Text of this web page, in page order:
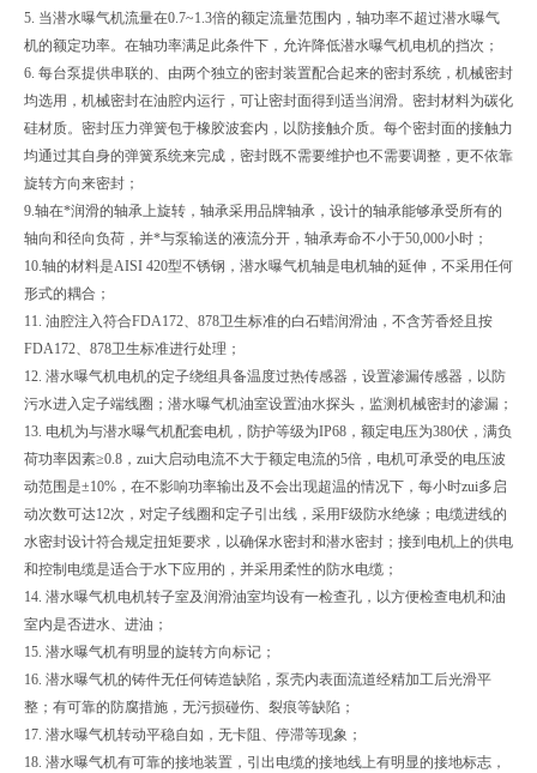
5. 当潜水曝气机流量在0.7~1.3倍的额定流量范围内，轴功率不超过潜水曝气
机的额定功率。在轴功率满足此条件下，允许降低潜水曝气机电机的挡次；
6. 每台泵提供串联的、由两个独立的密封装置配合起来的密封系统，机械密封
均选用，机械密封在油腔内运行，可让密封面得到适当润滑。密封材料为碳化
硅材质。密封压力弹簧包于橡胶波套内，以防接触介质。每个密封面的接触力
均通过其自身的弹簧系统来完成，密封既不需要维护也不需要调整，更不依靠
旋转方向来密封；
9.轴在*润滑的轴承上旋转，轴承采用品牌轴承，设计的轴承能够承受所有的
轴向和径向负荷，并*与泵输送的液流分开，轴承寿命不小于50,000小时；
10.轴的材料是AISI 420型不锈钢，潜水曝气机轴是电机轴的延伸，不采用任何
形式的耦合；
11. 油腔注入符合FDA172、878卫生标准的白石蜡润滑油，不含芳香烃且按
FDA172、878卫生标准进行处理；
12. 潜水曝气机电机的定子绕组具备温度过热传感器，设置渗漏传感器，以防
污水进入定子端线圈；潜水曝气机油室设置油水探头，监测机械密封的渗漏；
13. 电机为与潜水曝气机配套电机，防护等级为IP68，额定电压为380伏，满负
荷功率因素≥0.8，zui大启动电流不大于额定电流的5倍，电机可承受的电压波
动范围是±10%，在不影响功率输出及不会出现超温的情况下，每小时zui多启
动次数可达12次，对定子线圈和定子引出线，采用F级防水绝缘；电缆进线的
水密封设计符合规定扭矩要求，以确保水密封和潜水密封；接到电机上的供电
和控制电缆是适合于水下应用的，并采用柔性的防水电缆；
14. 潜水曝气机电机转子室及润滑油室均设有一检查孔，以方便检查电机和油
室内是否进水、进油；
15. 潜水曝气机有明显的旋转方向标记；
16. 潜水曝气机的铸件无任何铸造缺陷，泵壳内表面流道经精加工后光滑平
整；有可靠的防腐措施，无污损碰伤、裂痕等缺陷；
17. 潜水曝气机转动平稳自如，无卡阻、停滞等现象；
18. 潜水曝气机有可靠的接地装置，引出电缆的接地线上有明显的接地标志，